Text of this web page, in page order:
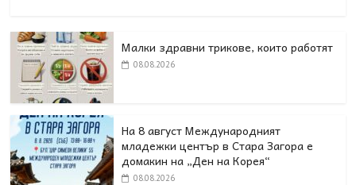
Малки здравни трикове, които работят
08.08.2026
На 8 август Международният
младежки център в Стара Загора е
домакин на „Ден на Корея“
08.08.2026